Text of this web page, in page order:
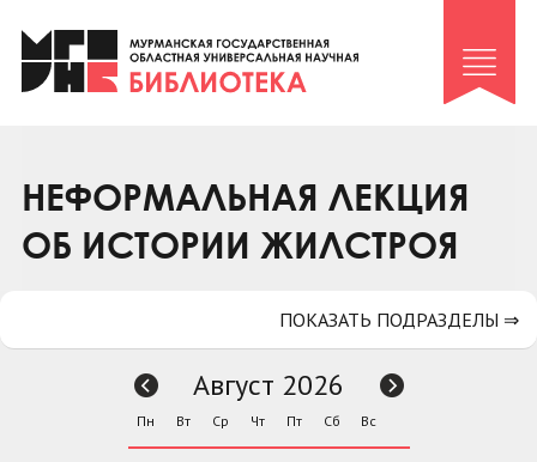
Клуб «Гиря и сельдерей»
Клуб «Семейный архив»
Коллегам
Контакты
НЕФОРМАЛЬНАЯ ЛЕКЦИЯ
ОБ ИСТОРИИ ЖИЛСТРОЯ
ПОКАЗАТЬ ПОДРАЗДЕЛЫ ⇒
Август 2026
Пн Вт Ср Чт Пт Сб Вс